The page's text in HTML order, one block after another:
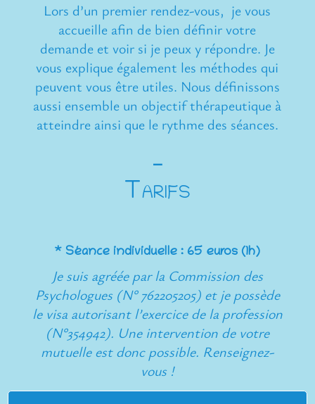
Lors d’un premier rendez-vous, je vous
accueille afin de bien définir votre
demande et voir si je peux y répondre. Je
vous explique également les méthodes qui
peuvent vous être utiles. Nous définissons
aussi ensemble un objectif thérapeutique à
atteindre ainsi que le rythme des séances.
Tarifs
* Séance individuelle : 65 euros (1h)
Je suis agréée par la Commission des
Psychologues (N° 762205205) et je possède
le visa autorisant l’exercice de la profession
(N°354942). Une intervention de votre
mutuelle est donc possible. Renseignez-
vous !